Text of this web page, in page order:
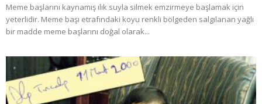
Meme başlarını kaynamış ılık suyla silmek emzirmeye başlamak için
yeterlidir. Meme başı etrafındaki koyu renkli bölgeden salgılanan yağlı
bir madde meme başlarını doğal olarak...